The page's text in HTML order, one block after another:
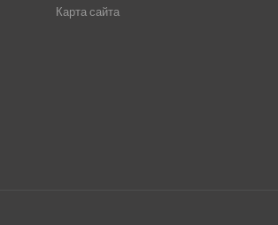
Карта сайта